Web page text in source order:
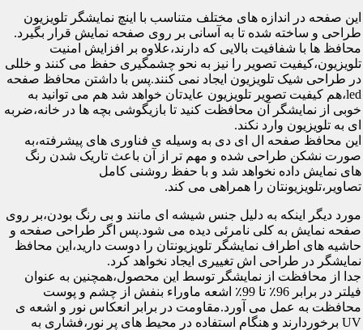
این صفحه در اندازه های مختلف متناسب با اینچ نمایشگر تلویزیون
طراحی و ساخته شده تا به آسانی بر روی صفحه نمایش قرار بگیرد.
محافظ ها با شفافیت بالایی که دارند،علاوه بر افزایش امنیت
تلویزیون،کیفیت تصویر را نیز به نحو چشمگیری حفظ می کنند و خللی
در طراحی شیک تلویزیون ایجاد نمی کنند.پس با داشتن محافظ صفحه
led،هم کیفیت تصویر تلویزیون عایدتان خواهد شد هم می توانید به
خوبی از نمایشگر آن محافظت کنید تا بازیگوشی بچه ها در خانه،ضربه
ای به تلویزیون وارد نکند.
این محافظ صفحه ال ای دی به وسیله ی فناوری های پیشرفته،به
صورت نشکن طراحی شده و مهم تر از آن باعث تاریک شدن رنگ
های نمایش داده نخواهد شد و با حفظ روشنی کامل
تصاویر،تلویزیونتان را همراهی می کند.
مورد دیگر اینکه به دلیل جنس شیشه ای مانند و بی رنگ بودن،بر روی
صفحه نمایش به کلی نامرئی دیده می شود.پس اگر طراحی صفحه و
حاشیه های اطراف نمایشگر تلویزیونتان را دوست دارید،این محافظ
نمایشگر در طراحی اش تغییری ایجاد نخواهد کرد.
جدا از محافظت از نمایشگر توسط این محصول،همچنین به عنوان
فیلتر در برابر 96٪ تا 99٪ اشعه ماوراء بنفش از چشم و پوست
محافظت به عمل می آورد.مقاومت در برابر انعکاس نور و اشعه ی
UV برخوردارند و هنگام استفاده در محیط های پر نور،فشاری به